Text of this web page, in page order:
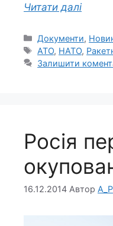
Читати далі
Категорії
Документи,
Позначки
АТО, НАТО,
Залишити
Росія
16.12.2014 Автор A_P